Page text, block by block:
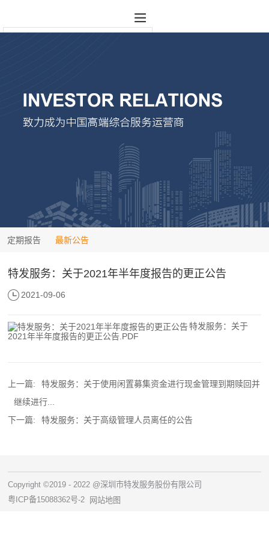
定期报告 最新公告
特发服务：关于2021年半年度报告的更正公告
2021-09-06
特发服务：关于
2021年半年度报告的更正公告.PDF
上一篇:
特发服务：关于使用闲置募集资金进行现金管理到期赎回并
继续进行...
下一篇:
特发服务：关于高级管理人员离任的公告
Copyright ©2019 - 2022 @深圳市特发服务股份有限公司
粤ICP备15088362号-2
网站地图